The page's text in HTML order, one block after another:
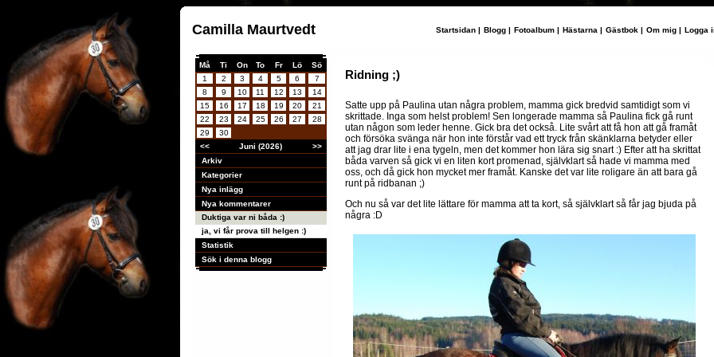
Camilla Maurtvedt Startsidan | Blogg | Fotoalbum | Hästarna | Gästbok | Om mig | Logga
Må Ti On To Fr Lö
Sö
1
2 3 4 5 6
7
8
9 10 11 12 13
14
15
16 17 18 19 20
21
22
23 24 25 26 27
28
29
30
<<
Juni (2026)
>>
Arkiv
Kategorier
Nya inlägg
Nya kommentarer
Duktiga var ni båda :)
ja, vi får prova till helgen :)
Statistik
Sök i denna blogg
Ridning ;)
Satte upp på Paulina utan några problem, mamma gick bredvid samtidigt som vi
skrittade. Inga som helst problem! Sen longerade mamma så Paulina fick gå runt
utan någon som leder henne. Gick bra det också. Lite svårt att få hon att gå framåt
och försöka svänga när hon inte förstår vad ett tryck från skänklarna betyder eller
att jag drar lite i ena tygeln, men det kommer hon lära sig snart :) Efter att ha skrittat
båda varven så gick vi en liten kort promenad, självklart så hade vi mamma med
oss, och då gick hon mycket mer framåt. Kanske det var lite roligare än att bara gå
runt på ridbanan ;)
Och nu så var det lite lättare för mamma att ta kort, så självklart så får jag bjuda på
några :D